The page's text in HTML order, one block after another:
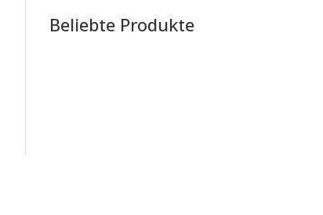
Beliebte Produkte